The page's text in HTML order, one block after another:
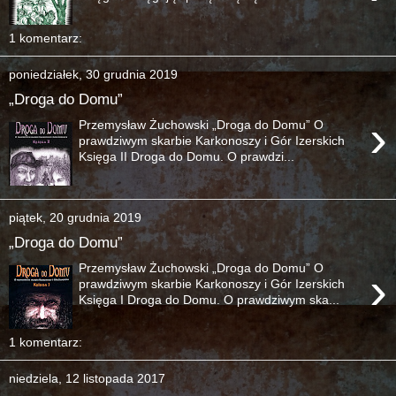
1 komentarz:
poniedziałek, 30 grudnia 2019
„Droga do Domu”
›
Przemysław Żuchowski „Droga do Domu” O
prawdziwym skarbie Karkonoszy i Gór Izerskich
Księga II Droga do Domu. O prawdzi...
piątek, 20 grudnia 2019
„Droga do Domu”
›
Przemysław Żuchowski „Droga do Domu” O
prawdziwym skarbie Karkonoszy i Gór Izerskich
Księga I Droga do Domu. O prawdziwym ska...
1 komentarz:
niedziela, 12 listopada 2017